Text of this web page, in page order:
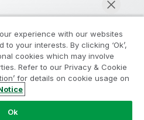
Rozmawiaj teraz
Modernizacji
bez szkody dla Twoich
pomocą programu
experience with our websites
your interests. By clicking ‘Ok’,
cookies which may involve
Refer to our Privacy & Cookie
for details on cookie usage on
Ok